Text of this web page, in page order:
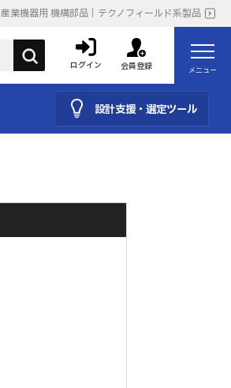
産業機器用 機構部品｜テクノフィールド系製品
ログイン 会員登録 メニュー
設計支援・選定ツール